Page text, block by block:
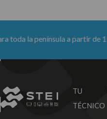
la península a partir de 150
TU
TÉCNICO